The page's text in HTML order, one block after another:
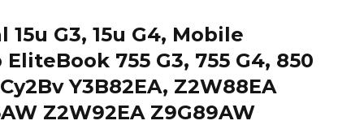
G3, 15u G4, Mobile
755 G3, 755 G4, 850
Y3B82EA, Z2W88EA
Z2W92EA Z9G89AW